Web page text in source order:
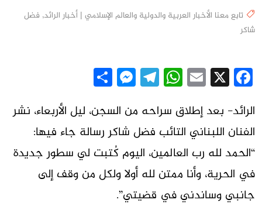
تابع معنا الأخبار العربية والدولية والعالم الإسلامي | أخبار الرائد, فضل
شاكر
Facebook
X
Email
WhatsApp
Telegram
Messenger
الرائد- بعد إطلاق سراحه من السجن، ليل الأربعاء، نشر
الفنان اللبناني التائب فضل شاكر رسالة جاء فيها:
“الحمد لله رب العالمين، اليوم كُتبت لي سطور جديدة
في الحرية، وأنا ممتن لله أولا ولكل من وقف إلى
جانبي وساندني في قضيتي”.